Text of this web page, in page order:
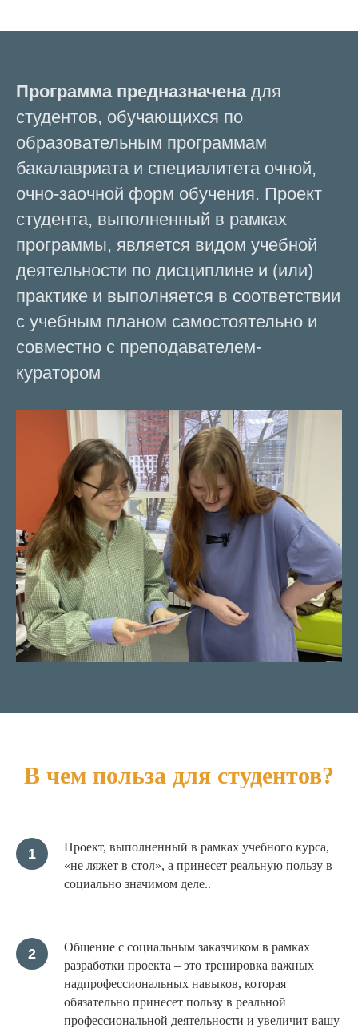
Программа предназначенадля
студентов, обучающихся по
образовательным программам
бакалавриата и специалитета очной,
очно-заочной форм обучения. Проект
студента, выполненный в рамках
программы, является видом учебной
деятельности по дисциплине и (или)
практике и выполняется в соответствии
с учебным планом самостоятельно и
совместно с преподавателем-
куратором
В чем польза для студентов?
Проект, выполненный в рамках учебного курса,
«не ляжет в стол», а принесет реальную пользу в
социально значимом деле..
Общение с социальным заказчиком в рамках
разработки проекта – это тренировка важных
надпрофессиональных навыков, которая
обязательно принесет пользу в реальной
профессиональной деятельности и увеличит вашу